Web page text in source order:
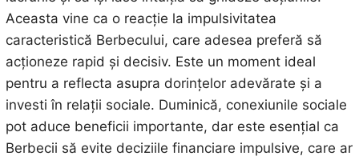
Aceasta vine ca o reacție la impulsivitatea
caracteristică Berbecului, care adesea preferă să
acționeze rapid și decisiv. Este un moment ideal
pentru a reflecta asupra dorințelor adevărate și a
investi în relații sociale. Duminică, conexiunile sociale
pot aduce beneficii importante, dar este esențial ca
Berbecii să evite deciziile financiare impulsive, care ar